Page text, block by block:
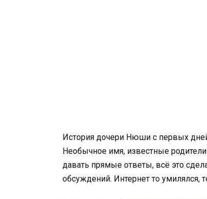
История дочери Нюши с первых
Необычное имя, известные
давать прямые ответы, всё это
обсуждений. Интернет то умилялся,